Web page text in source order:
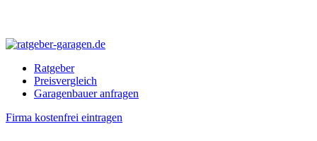
Ratgeber
Preisvergleich
Garagenbauer anfragen
Firma kostenfrei eintragen